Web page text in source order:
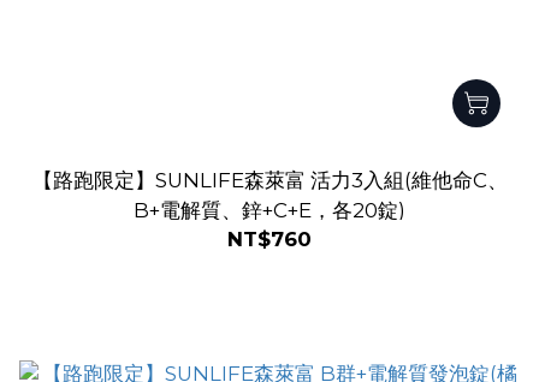
【路跑限定】SUNLIFE森萊富 活力3入組(維他命C、
B+電解質、鋅+C+E，各20錠)
NT$760